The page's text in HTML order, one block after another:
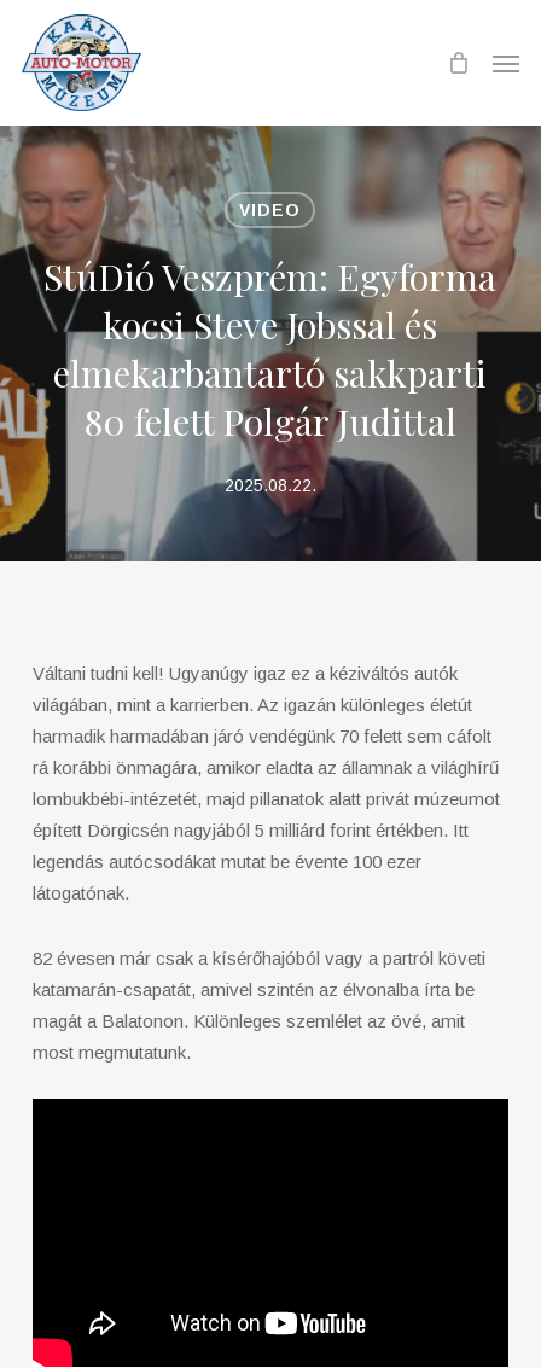
main
content
VIDEO
StúDió Veszprém: Egyforma
kocsi Steve Jobssal és
elmekarbantartó sakkparti
80 felett Polgár Judittal
2025.08.22.
Váltani tudni kell! Ugyanúgy igaz ez a kéziváltós autók
világában, mint a karrierben. Az igazán különleges életút
harmadik harmadában járó vendégünk 70 felett sem cáfolt
rá korábbi önmagára, amikor eladta az államnak a világhírű
lombukbébi-intézetét, majd pillanatok alatt privát múzeumot
épített Dörgicsén nagyjából 5 milliárd forint értékben. Itt
legendás autócsodákat mutat be évente 100 ezer
látogatónak.
82 évesen már csak a kísérőhajóból vagy a partról követi
katamarán-csapatát, amivel szintén az élvonalba írta be
magát a Balatonon. Különleges szemlélet az övé, amit
most megmutatunk.